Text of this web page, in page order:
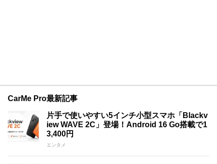
CarMe Pro最新記事
片手で使いやすい5インチ小型スマホ「Blackv
iew WAVE 2C」登場！Android 16 Go搭載で1
3,400円
エンタメ